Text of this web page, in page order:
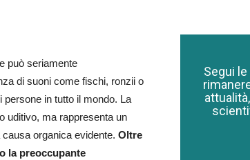
può seriamente
di suoni come fischi, ronzii o
in tutto il mondo. La
uditivo, ma rappresenta un
organica evidente. Oltre
la preoccupante
Segui